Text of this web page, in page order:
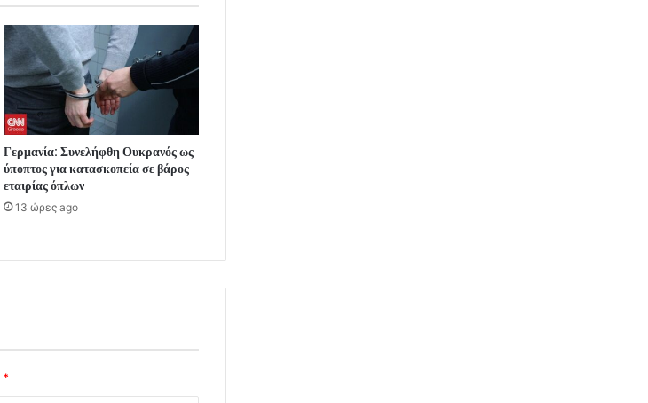
Γερμανία: Συνελήφθη Ουκρανός ως
ύποπτος για κατασκοπεία σε βάρος
εταιρίας όπλων
13 ώρες ago
*